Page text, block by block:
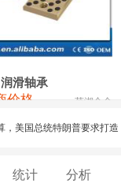
24,200
0
滑轴承
价格 芜湖合金
，美国总统特朗普要求打造
今后数十年间支出约2750
统计 分析